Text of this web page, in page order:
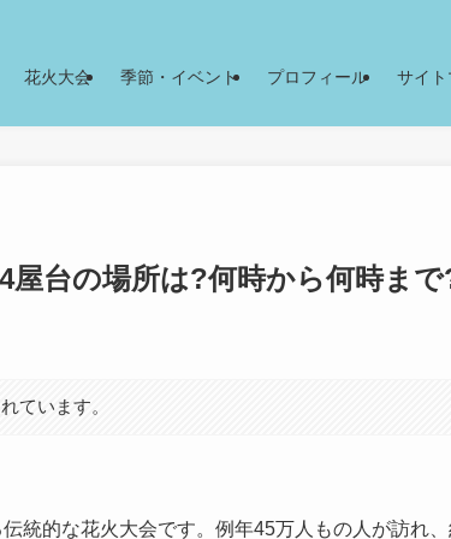
花火大会 季節・イベント プロフィール サイ
屋台の場所は?何時から何時ま
ています。
統的な花火大会です。例年45万人もの人が訪れ